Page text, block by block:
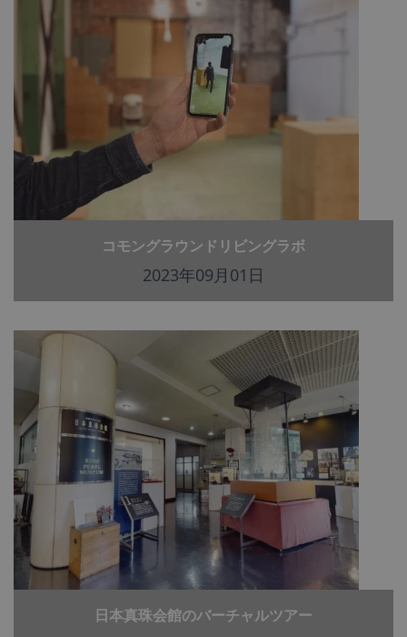
コモングラウンドリビングラボ
2023年09月01日
日本真珠会館のバーチャルツアー